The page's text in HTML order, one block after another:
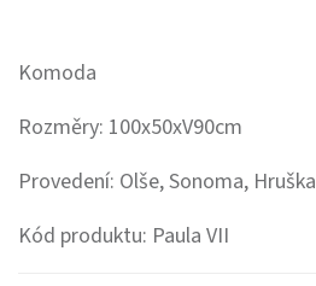
Komoda
Rozměry: 100x50xV90cm
Provedení: Olše, Sonoma, Hruška
Kód produktu: Paula VII